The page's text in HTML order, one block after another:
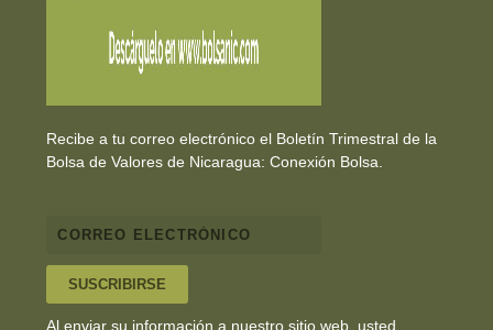
Recibe a tu correo electrónico el Boletín Trimestral de la
Bolsa de Valores de Nicaragua: Conexión Bolsa.
SUSCRIBIRSE
Al enviar su información a nuestro sitio web, usted